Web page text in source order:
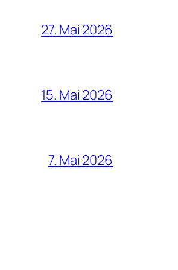
27. Mai 2026
15. Mai 2026
7. Mai 2026